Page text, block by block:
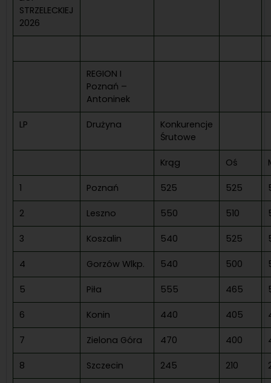
STRZELECKIEJ
2026
REGION I
Poznań –
Antoninek
LP Drużyna
Konkurencje
Śrutowe
Krąg Oś
1 Poznań 525 525
2 Leszno 550 510
3 Koszalin 540 525
4 Gorzów Wlkp. 540 500
5 Piła 555 465
6 Konin 440 405
7 Zielona Góra 470 400
8 Szczecin 245 210